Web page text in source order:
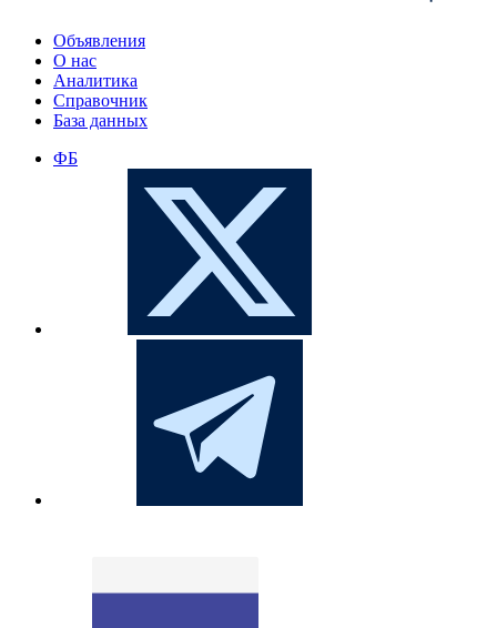
Объявления
О нас
Аналитика
Справочник
База данных
ФБ